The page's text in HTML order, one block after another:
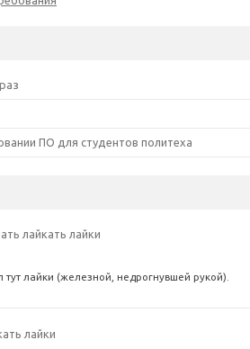
ПО для студентов политеха
лайкать лайки
тут лайки (железной, недрогнувшей рукой).
лайки